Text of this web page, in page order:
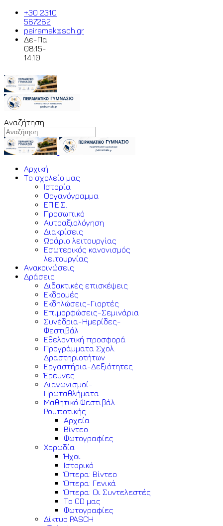
+30 2310
587282
peiramak@sch.gr
Δε-Πα
08:15-
14:10
Αναζήτηση
Αρχική
Το σχολείο μας
Ιστορία
Οργανόγραμμα
ΕΠ.Ε.Σ.
Προσωπικό
Αυτοαξιολόγηση
Διακρίσεις
Ωράριο λειτουργίας
Εσωτερικός κανονισμός
λειτουργίας
Ανακοινώσεις
Δράσεις
Διδακτικές επισκέψεις
Εκδρομές
Εκδηλώσεις-Γιορτές
Επιμορφώσεις-Σεμινάρια
Συνέδρια-Ημερίδες-
Φεστιβάλ
Εθελοντική προσφορά
Προγράμματα Σχολ.
Δραστηριοτήτων
Εργαστήρια-Δεξιότητες
Έρευνες
Διαγωνισμοί-
Πρωταθλήματα
Μαθητικό Φεστιβάλ
Ρομποτικής
Αρχεία
Βίντεο
Φωτογραφίες
Χορωδία
Ήχοι
Ιστορικό
Όπερα: Βίντεο
Όπερα: Γενικά
Όπερα: Οι Συντελεστές
Το CD μας
Φωτογραφίες
Δίκτυο PASCH